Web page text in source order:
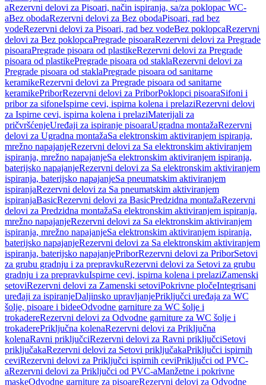
aRezervni delovi za Pisoari, način ispiranja, sa/za poklopac WC-
aBez obodaRezervni delovi za Bez obodaPisoari, rad bez
vodeRezervni delovi za Pisoari, rad bez vodeBez poklopcaRezervni
delovi za Bez poklopcaPregrade pisoaraRezervni delovi za Pregrade
pisoaraPregrade pisoara od plastikeRezervni delovi za Pregrade
pisoara od plastikePregrade pisoara od staklaRezervni delovi za
Pregrade pisoara od staklaPregrade pisoara od sanitarne
keramikeRezervni delovi za Pregrade pisoara od sanitarne
keramikePriborRezervni delovi za PriborPoklopci pisoaraSifoni i
pribor za sifoneIspirne cevi, ispirna kolena i prelaziRezervni delovi
za Ispirne cevi, ispirna kolena i prelaziMaterijali za
pričvršćenjeUređaji za ispiranje pisoaraUgradna montažaRezervni
delovi za Ugradna montažaSa elektronskim aktiviranjem ispiranja,
mrežno napajanjeRezervni delovi za Sa elektronskim aktiviranjem
ispiranja, mrežno napajanjeSa elektronskim aktiviranjem ispiranja,
baterijsko napajanjeRezervni delovi za Sa elektronskim aktiviranjem
ispiranja, baterijsko napajanjeSa pneumatskim aktiviranjem
ispiranjaRezervni delovi za Sa pneumatskim aktiviranjem
ispiranjaBasicRezervni delovi za BasicPredzidna montažaRezervni
delovi za Predzidna montažaSa elektronskim aktiviranjem ispiranja,
mrežno napajanjeRezervni delovi za Sa elektronskim aktiviranjem
ispiranja, mrežno napajanjeSa elektronskim aktiviranjem ispiranja,
baterijsko napajanjeRezervni delovi za Sa elektronskim aktiviranjem
ispiranja, baterijsko napajanjePriborRezervni delovi za PriborSetovi
za grubu gradnju i za prepravkuRezervni delovi za Setovi za grubu
gradnju i za prepravkuIspirne cevi, ispirna kolena i prelaziZamenski
setoviRezervni delovi za Zamenski setoviPokrivne pločeIntegrisani
uređaji za ispiranjeDaljinsko upravljanjePriključci uređaja za WC
šolje, pisoare i bideeOdvodne garniture za WC šolje i
trokadereRezervni delovi za Odvodne garniture za WC šolje i
trokaderePriključna kolenaRezervni delovi za Priključna
kolenaRavni priključciRezervni delovi za Ravni priključciSetovi
priključakaRezervni delovi za Setovi priključakaPriključci ispirnih
ceviRezervni delovi za Priključci ispirnih ceviPriključci od PVC-
aRezervni delovi za Priključci od PVC-aManžetne i pokrivne
maskeOdvodne garniture za pisoareRezervni delovi za Odvodne